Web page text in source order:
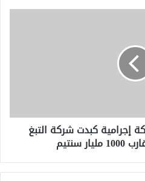
إجرامية كبدت شركة التبغ
سنتيم